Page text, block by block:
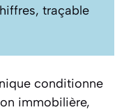
traçable
conditionne
immobilière,